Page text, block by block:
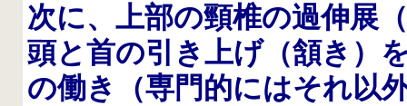
次に、上部の頸椎の過伸展
頭と首の引き上げ（頷き）
の働き（専門的にはそれ以